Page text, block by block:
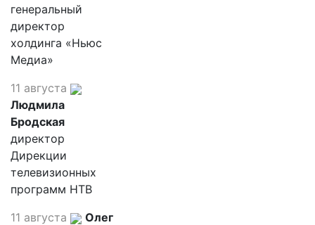
генеральный
директор
холдинга «Ньюс
Медиа»
11 августа
Людмила
Бродская
директор
Дирекции
телевизионных
программ НТВ
11 августа
Олег